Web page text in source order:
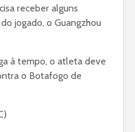
receber alguns
jogado, o Guangzhou
à tempo, o atleta deve
o Botafogo de